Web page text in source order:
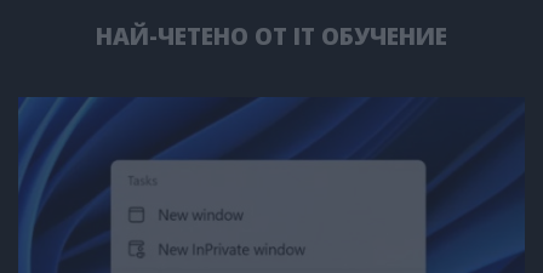
НАЙ-ЧЕТЕНО ОТ IT ОБУЧЕНИЕ